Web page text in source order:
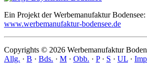
Ein Projekt der Werbemanufaktur Bodensee:
www.werbemanufaktur-bodensee.de
Copyrights © 2026 Werbemanufaktur
Allg. · B · Bds. · M · Obb. · P· S · UL ·